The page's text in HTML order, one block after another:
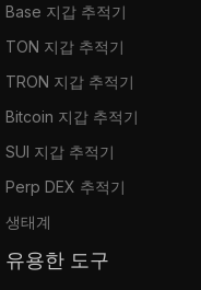
Base 지갑 추적기
TON 지갑 추적기
TRON 지갑 추적기
Bitcoin 지갑 추적기
SUI 지갑 추적기
Perp DEX 추적기
생태계
유용한 도구